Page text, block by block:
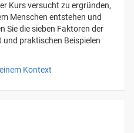
Kurs versucht zu ergründen,
Menschen entstehen und
Sie die sieben Faktoren der
und praktischen Beispielen
Kontext